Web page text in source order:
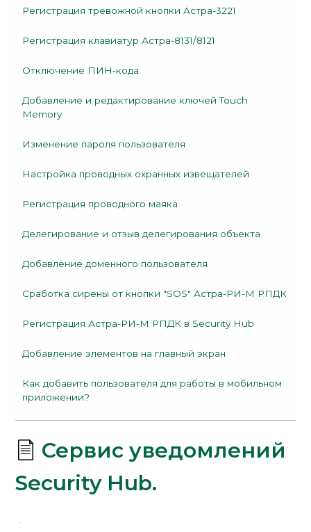
Регистрация тревожной кнопки Астра-3221
Регистрация клавиатур Астра-8131/8121
Отключение ПИН-кода
Добавление и редактирование ключей Touch
Memory
Изменение пароля пользователя
Настройка проводных охранных извещателей
Регистрация проводного маяка
Делегирование и отзыв делегирования объекта
Добавление доменного пользователя
Сработка сирены от кнопки "SOS" Астра-РИ-М РПДК
Регистрация Астра-РИ-М РПДК в Security Hub
Добавление элементов на главный экран
Как добавить пользователя для работы в мобильном
приложении?
Сервис уведомлений
Security Hub.